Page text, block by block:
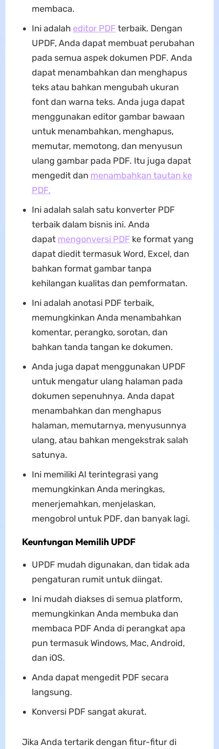
membaca.
Ini adalah editor PDF terbaik. Dengan
UPDF, Anda dapat membuat perubahan
pada semua aspek dokumen PDF. Anda
dapat menambahkan dan menghapus
teks atau bahkan mengubah ukuran
font dan warna teks. Anda juga dapat
menggunakan editor gambar bawaan
untuk menambahkan, menghapus,
memutar, memotong, dan menyusun
ulang gambar pada PDF. Itu juga dapat
mengedit dan menambahkan tautan ke
PDF.
Ini adalah salah satu konverter PDF
terbaik dalam bisnis ini. Anda
dapat mengonversi PDF ke format yang
dapat diedit termasuk Word, Excel, dan
bahkan format gambar tanpa
kehilangan kualitas dan pemformatan.
Ini adalah anotasi PDF terbaik,
memungkinkan Anda menambahkan
komentar, perangko, sorotan, dan
bahkan tanda tangan ke dokumen.
Anda juga dapat menggunakan UPDF
untuk mengatur ulang halaman pada
dokumen sepenuhnya. Anda dapat
menambahkan dan menghapus
halaman, memutarnya, menyusunnya
ulang, atau bahkan mengekstrak salah
satunya.
Ini memiliki AI terintegrasi yang
memungkinkan Anda meringkas,
menerjemahkan, menjelaskan,
mengobrol untuk PDF, dan banyak lagi.
Keuntungan Memilih UPDF
UPDF mudah digunakan, dan tidak ada
pengaturan rumit untuk diingat.
Ini mudah diakses di semua platform,
memungkinkan Anda membuka dan
membaca PDF Anda di perangkat apa
pun termasuk Windows, Mac, Android,
dan iOS.
Anda dapat mengedit PDF secara
langsung.
Konversi PDF sangat akurat.
Jika Anda tertarik dengan fitur-fitur di